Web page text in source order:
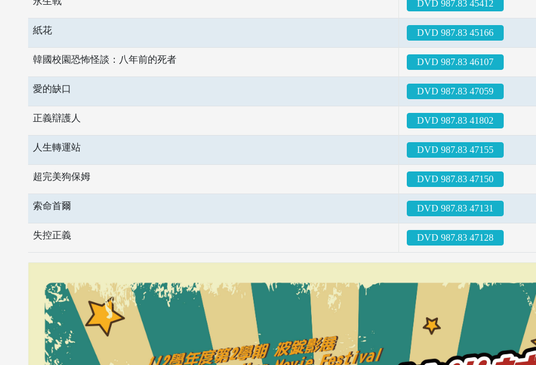
DVD 987.83 45412
紙花 DVD 987.83 45166
韓國校園恐怖怪談：八年前的死者 DVD 987.83 46107
愛的缺口 DVD 987.83 47059
正義辯護人 DVD 987.83 41802
人生轉運站 DVD 987.83 47155
超完美狗保姆 DVD 987.83 47150
索命首爾 DVD 987.83 47131
失控正義 DVD 987.83 47128